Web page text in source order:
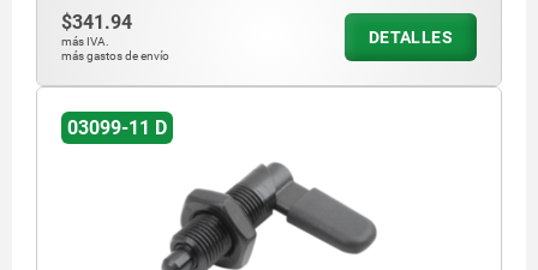
$341.94
más IVA.
más gastos de envío
DETALLES
03099-11 D